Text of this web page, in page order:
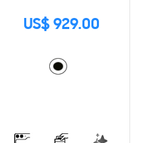
US$ 929.00